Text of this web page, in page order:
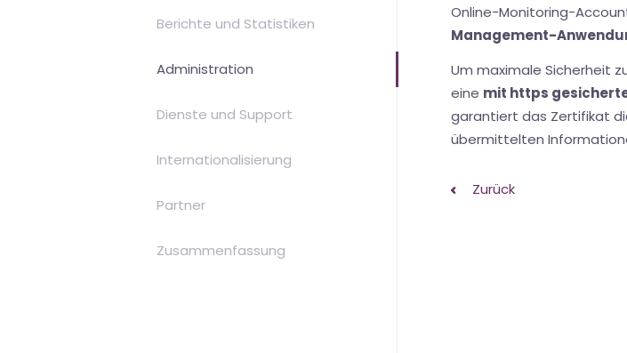
Berichte und Statistiken
Administration
Dienste und Support
Internationalisierung
Partner
Zusammenfassung
Online-Monitoring-
Management-
Um maximale Sicherheit
eine mit https
garantiert das Zertifikat
übermittelten
Zurück